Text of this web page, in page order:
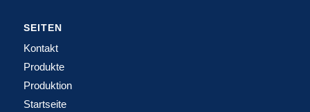
SEITEN
Kontakt
Produkte
Produktion
Startseite